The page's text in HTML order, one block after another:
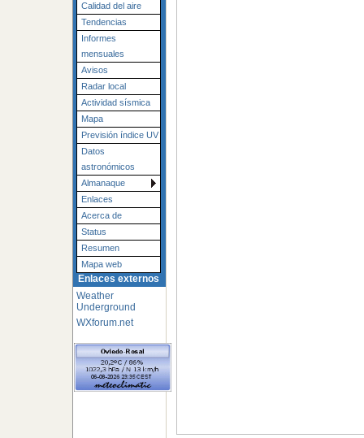
Calidad del aire
Tendencias
Informes
mensuales
Avisos
Radar local
Actividad sísmica
Mapa
Previsión índice UV
Datos
astronómicos
Almanaque
Enlaces
Acerca de
Status
Resumen
Mapa web
Enlaces externos
Weather
Underground
WXforum.net